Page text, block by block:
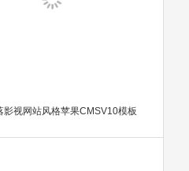
影视网站风格苹果CMSV10模板